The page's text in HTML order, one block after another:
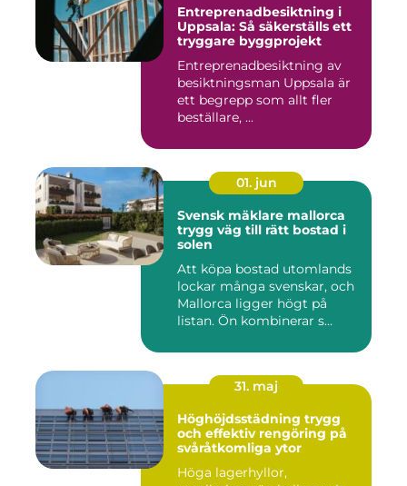
Entreprenadbesiktning i
Uppsala: Så säkerställs ett
tryggare byggprojekt
Entreprenadbesiktning av
besiktningsman Uppsala är
ett begrepp som allt fler
beställare, ...
01. jun
Svensk mäklare mallorca
trygg väg till rätt bostad i
solen
Att köpa bostad utomlands
lockar många svenskar, och
Mallorca ligger högt på
listan. Ön kombinerar s...
31. maj
Höghöjdsstädning trygg
och effektiv rengöring på
svåråtkomliga ytor
Höga lagerhyllor,